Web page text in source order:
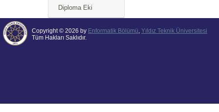
Diploma Eki
Copyright © 2026 by Enformatik Bölümü, Yıldız Teknik Üniversitesi
Tüm Hakları Saklıdır.